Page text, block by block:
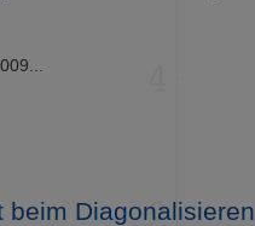
beim Diagonalisieren